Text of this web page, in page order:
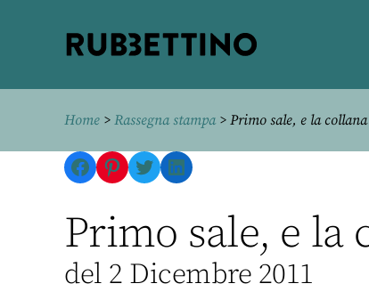
Home > Rassegna stampa> Primo sale, e la
Facebook
Pinterest
TwitterLinkedIn
Primo sale, e la
del 2 Dicembre 2011